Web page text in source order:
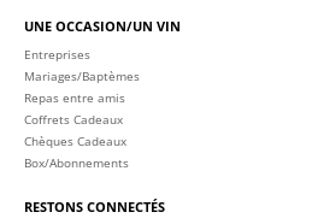
UNE OCCASION/UN VIN
Entreprises
Mariages/Baptèmes
Repas entre amis
Coffrets Cadeaux
Chèques Cadeaux
Box/Abonnements
RESTONS CONNECTÉS